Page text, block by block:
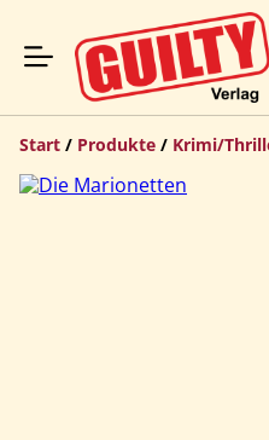
Start / Produkte / Krimi/